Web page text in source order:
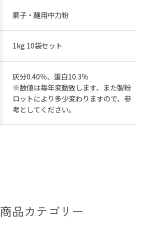
菓子・麺用中力粉
1kg 10袋セット
灰分0.40％、蛋白10.3％
※数値は毎年変動致します、また製粉
ロットにより多少変わりますので、参
考としてください。
商品カテゴリー